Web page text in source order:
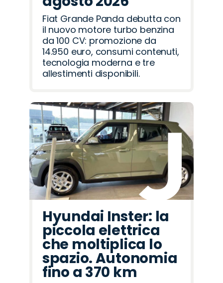
Fiat Grande Panda debutta con
il nuovo motore turbo benzina
da 100 CV: promozione da
14.950 euro, consumi contenuti,
tecnologia moderna e tre
allestimenti disponibili.
Hyundai Inster: la
piccola elettrica
che moltiplica lo
spazio. Autonomia
fino a 370 km